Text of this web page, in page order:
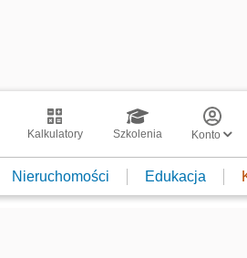
Kalkulatory Szkolenia Konto
Nieruchomości Edukacja